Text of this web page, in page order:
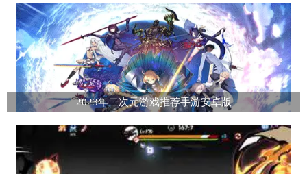
2023年二次元游戏推荐手游安卓版